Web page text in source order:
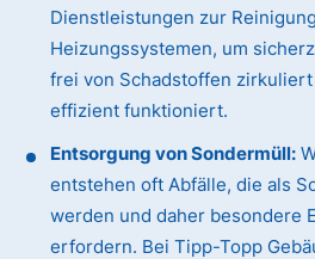
Dienstleistungen zur
Heizungssystemen, um
frei von Schadstoffen zirkuliert
effizient funktioniert.
Entsorgung von Sondermüll:
entstehen oft Abfälle, die als
werden und daher besondere
erfordern. Bei Tipp-Topp